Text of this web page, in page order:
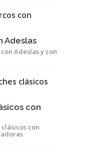
Adeslas
Adeslas y con
con
con